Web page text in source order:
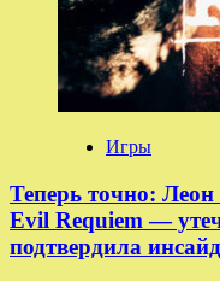
Игры
Теперь точно: Леон
Evil Requiem —
подтвердила